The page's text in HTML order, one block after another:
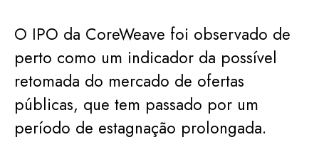
O IPO da CoreWeave foi observado de
perto como um indicador da possível
retomada do mercado de ofertas
públicas, que tem passado por um
período de estagnação prolongada.